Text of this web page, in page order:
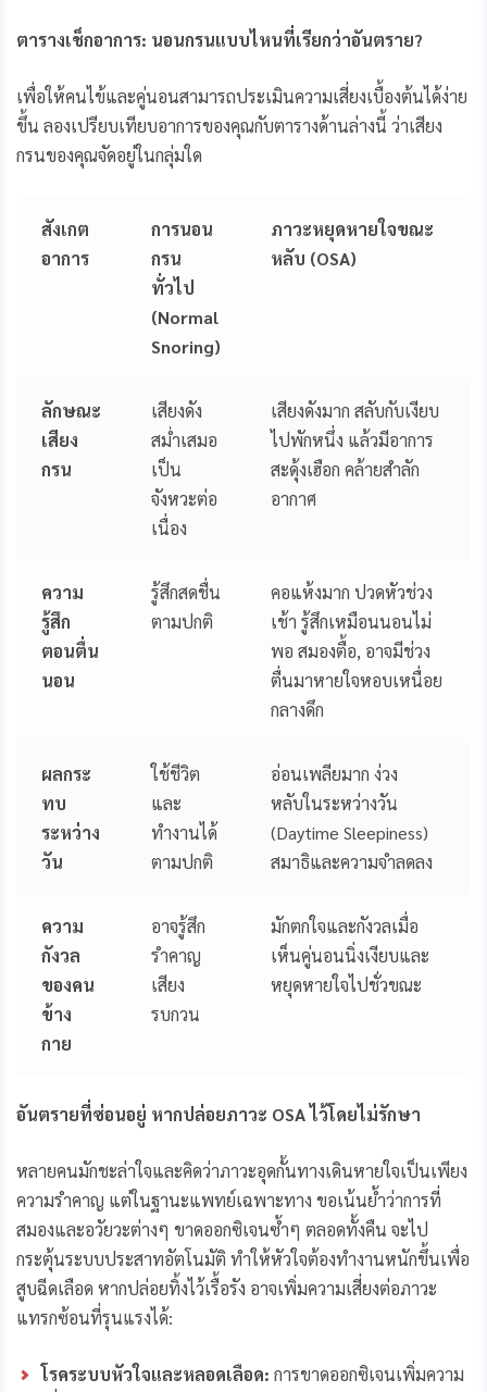
ตารางเช็กอาการ: นอนกรนแบบไหนที่เรียกว่าอันตราย?
เพื่อให้คนไข้และคู่นอนสามารถประเมินความเสี่ยงเบื้องต้นได้ง่าย
ขึ้น ลองเปรียบเทียบอาการของคุณกับตารางด้านล่างนี้ ว่าเสียง
กรนของคุณจัดอยู่ในกลุ่มใด
สังเกต
อาการ
การนอน
กรน
ทั่วไป
(Normal
Snoring)
ภาวะหยุดหายใจขณะ
หลับ (OSA)
ลักษณะ
เสียง
กรน
เสียงดัง
สม่ำเสมอ
เป็น
จังหวะต่อ
เนื่อง
เสียงดังมาก สลับกับเงียบ
ไปพักหนึ่ง แล้วมีอาการ
สะดุ้งเฮือก คล้ายสำลัก
อากาศ
ความ
รู้สึก
ตอนตื่น
นอน
รู้สึกสดชื่น
ตามปกติ
คอแห้งมาก ปวดหัวช่วง
เช้า รู้สึกเหมือนนอนไม่
พอ สมองตื้อ, อาจมีช่วง
ตื่นมาหายใจหอบเหนื่อย
กลางดึก
ผลกระ
ทบ
ระหว่าง
วัน
ใช้ชีวิต
และ
ทำงานได้
ตามปกติ
อ่อนเพลียมาก ง่วง
หลับในระหว่างวัน
(Daytime Sleepiness)
สมาธิและความจำลดลง
ความ
กังวล
ของคน
ข้าง
กาย
อาจรู้สึก
รำคาญ
เสียง
รบกวน
มักตกใจและกังวลเมื่อ
เห็นคู่นอนนิ่งเงียบและ
หยุดหายใจไปชั่วขณะ
อันตรายที่ซ่อนอยู่ หากปล่อยภาวะ OSA ไว้โดยไม่รักษา
หลายคนมักชะล่าใจและคิดว่าภาวะอุดกั้นทางเดินหายใจเป็นเพียง
ความรำคาญ แต่ในฐานะแพทย์เฉพาะทาง ขอเน้นย้ำว่าการที่
สมองและอวัยวะต่างๆ ขาดออกซิเจนซ้ำๆ ตลอดทั้งคืน จะไป
กระตุ้นระบบประสาทอัตโนมัติ ทำให้หัวใจต้องทำงานหนักขึ้นเพื่อ
สูบฉีดเลือด หากปล่อยทิ้งไว้เรื้อรัง อาจเพิ่มความเสี่ยงต่อภาวะ
แทรกซ้อนที่รุนแรงได้:
โรคระบบหัวใจและหลอดเลือด: การขาดออกซิเจนเพิ่มความ